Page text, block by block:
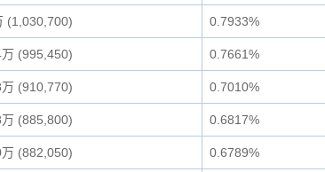
(1,030,700) 0.7933%
(995,450) 0.7661%
(910,770) 0.7010%
(885,800) 0.6817%
(882,050) 0.6789%